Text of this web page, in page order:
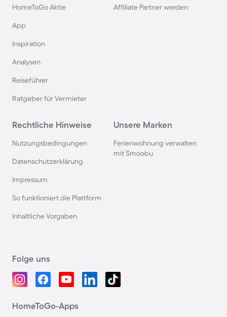
HomeToGo Aktie
App
Inspiration
Analysen
Reiseführer
Ratgeber für Vermieter
Affiliate Partner werden
Rechtliche Hinweise
Nutzungsbedingungen
Datenschutzerklärung
Impressum
So funktioniert die Plattform
Inhaltliche Vorgaben
Unsere Marken
Ferienwohnung verwalten
mit Smoobu
Folge uns
HomeToGo-Apps